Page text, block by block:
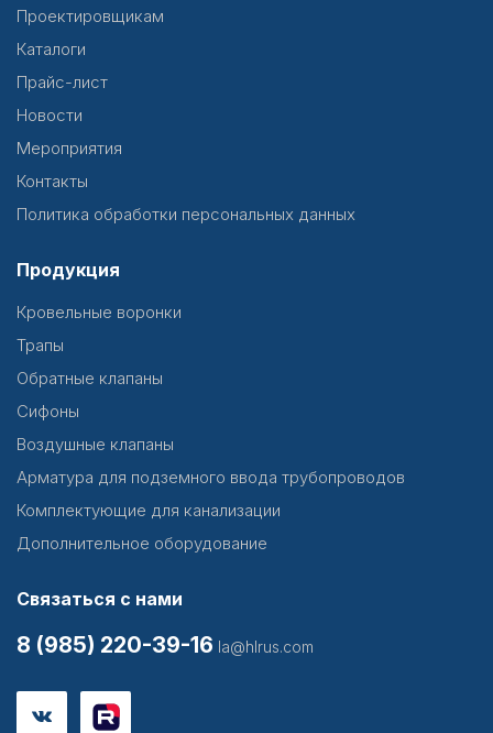
Проектировщикам
Каталоги
Прайс-лист
Новости
Мероприятия
Контакты
Политика обработки персональных данных
Продукция
Кровельные воронки
Трапы
Обратные клапаны
Сифоны
Воздушные клапаны
Арматура для подземного ввода трубопроводов
Комплектующие для канализации
Дополнительное оборудование
Связаться с нами
8 (985) 220-39-16 la@hlrus.com